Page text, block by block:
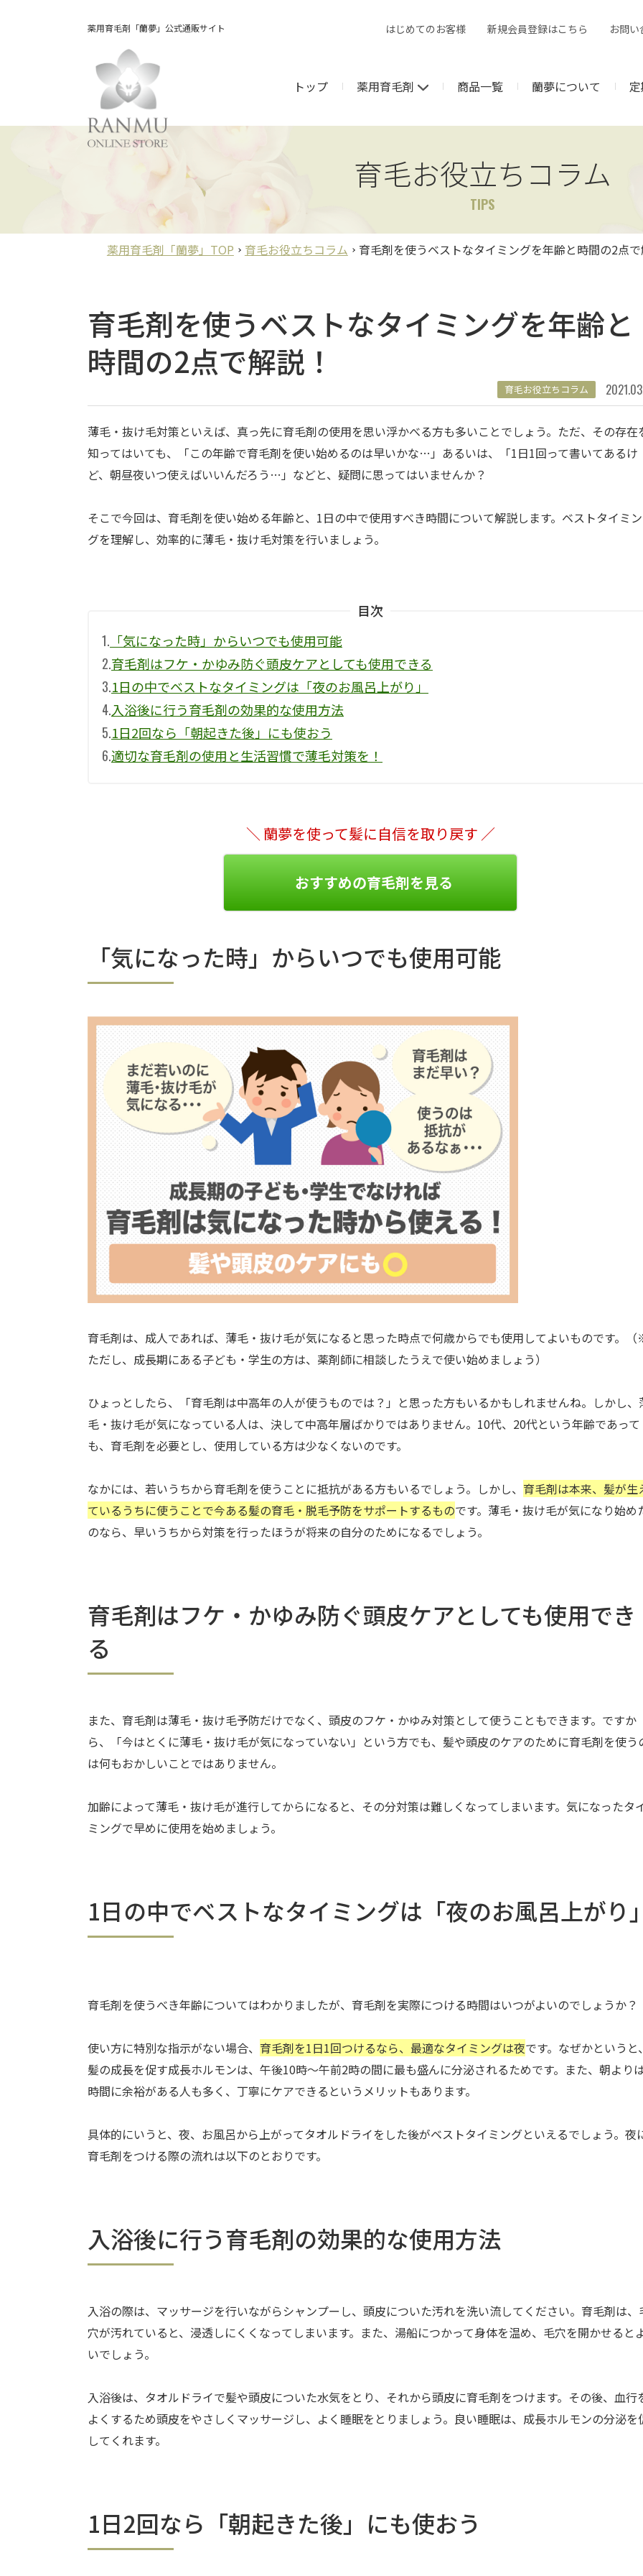
薬用育毛剤「蘭夢」公式通販サイト はじめてのお客様 新規会員登録はこちら お問い
トップ 薬用育毛剤 商品一覧 蘭夢について
育毛お役立ちコラム
TIPS
薬用育毛剤「蘭夢」TOP 育毛お役立ちコラム 育毛剤を使うベストなタイミングを年齢と時間の2点で
育毛剤を使うベストなタイミングを年齢と
時間の2点で解説！
育毛お役立ちコラム
薄毛・抜け毛対策といえば、真っ先に育毛剤の使用を思い浮かべる方も多いことでしょう。ただ、その存在
知ってはいても、「この年齢で育毛剤を使い始めるのは早いかな…」あるいは、「1日1回って書いてあるけ
ど、朝昼夜いつ使えばいいんだろう…」などと、疑問に思ってはいませんか？
そこで今回は、育毛剤を使い始める年齢と、1日の中で使用すべき時間について解説します。ベストタイミン
グを理解し、効率的に薄毛・抜け毛対策を行いましょう。
目次
1. 「気になった時」からいつでも使用可能
2.育毛剤はフケ・かゆみ防ぐ頭皮ケアとしても使用できる
3.1日の中でベストなタイミングは「夜のお風呂上がり」
4.入浴後に行う育毛剤の効果的な使用方法
5.1日2回なら「朝起きた後」にも使おう
6.適切な育毛剤の使用と生活習慣で薄毛対策を！
＼ 蘭夢を使って髪に自信を取り戻す ／
おすすめの育毛剤を見る
「気になった時」からいつでも使用可能
育毛剤は、成人であれば、薄毛・抜け毛が気になると思った時点で何歳からでも使用してよいものです。
ただし、成長期にある子ども・学生の方は、薬剤師に相談したうえで使い始めましょう）
ひょっとしたら、「育毛剤は中高年の人が使うものでは？」と思った方もいるかもしれませんね。しかし、
毛・抜け毛が気になっている人は、決して中高年層ばかりではありません。10代、20代という年齢であって
も、育毛剤を必要とし、使用している方は少なくないのです。
なかには、若いうちから育毛剤を使うことに抵抗がある方もいるでしょう。しかし、 育毛剤は本来、髪が生
ているうちに使うことで今ある髪の育毛・脱毛予防をサポートするものです。薄毛・抜け毛が気になり始め
のなら、早いうちから対策を行ったほうが将来の自分のためになるでしょう。
育毛剤はフケ・かゆみ防ぐ頭皮ケアとしても使用でき
る
また、育毛剤は薄毛・抜け毛予防だけでなく、頭皮のフケ・かゆみ対策として使うこともできます。ですか
ら、「今はとくに薄毛・抜け毛が気になっていない」という方でも、髪や頭皮のケアのために育毛剤を使う
は何もおかしいことではありません。
加齢によって薄毛・抜け毛が進行してからになると、その分対策は難しくなってしまいます。気になったタ
ミングで早めに使用を始めましょう。
1日の中でベストなタイミングは「夜のお風呂上がり」
育毛剤を使うべき年齢についてはわかりましたが、育毛剤を実際につける時間はいつがよいのでしょうか？
使い方に特別な指示がない場合、 育毛剤を1日1回つけるなら、最適なタイミングは夜です。なぜかというと、
髪の成長を促す成長ホルモンは、午後10時〜午前2時の間に最も盛んに分泌されるためです。また、朝より
時間に余裕がある人も多く、丁寧にケアできるというメリットもあります。
具体的にいうと、夜、お風呂から上がってタオルドライをした後がベストタイミングといえるでしょう。夜
育毛剤をつける際の流れは以下のとおりです。
入浴後に行う育毛剤の効果的な使用方法
入浴の際は、マッサージを行いながらシャンプーし、頭皮についた汚れを洗い流してください。育毛剤は、
穴が汚れていると、浸透しにくくなってしまいます。また、湯船につかって身体を温め、毛穴を開かせると
いでしょう。
入浴後は、タオルドライで髪や頭皮についた水気をとり、それから頭皮に育毛剤をつけます。その後、血行
よくするため頭皮をやさしくマッサージし、よく睡眠をとりましょう。良い睡眠は、成長ホルモンの分泌を
してくれます。
1日2回なら「朝起きた後」にも使おう